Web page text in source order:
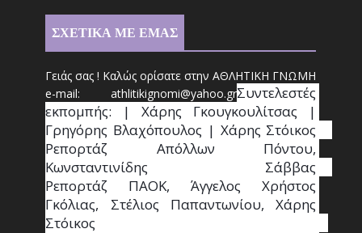
ΣΧΕΤΙΚΑ ΜΕ ΕΜΑΣ
Γειάς σας ! Καλώς ορίσατε στην ΑΘΛΗΤΙΚΗ ΓΝΩΜΗ
e-mail: athlitikignomi@yahoo.grΣυντελεστές
εκπομπής: | Χάρης Γκουγκουλίτσας |
Γρηγόρης Βλαχόπουλος | Χάρης Στόικος
Ρεπορτάζ Απόλλων Πόντου,
Κωνσταντινίδης   Σάββας
Ρεπορτάζ ΠΑΟΚ, Άγγελος Χρήστος
Γκόλιας, Στέλιος Παπαντωνίου, Χάρης
Στόικος